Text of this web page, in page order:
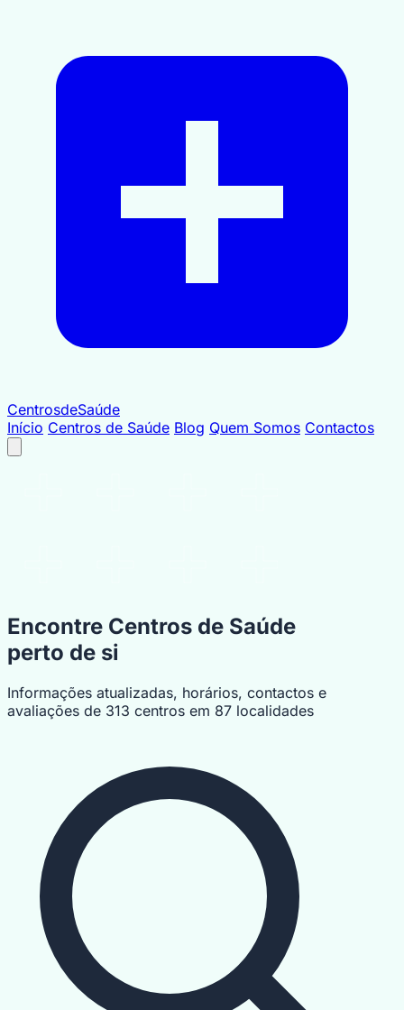
CentrosdeSaúde
Início Centros de Saúde Blog Quem Somos Contactos
Encontre Centros de Saúde
perto de si
Informações atualizadas, horários, contactos e
avaliações de 313 centros em 87 localidades